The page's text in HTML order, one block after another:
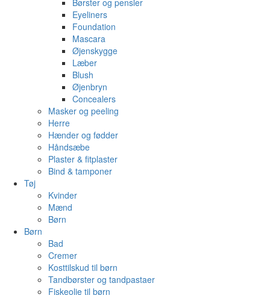
Børster og pensler
Eyeliners
Foundation
Mascara
Øjenskygge
Læber
Blush
Øjenbryn
Concealers
Masker og peeling
Herre
Hænder og fødder
Håndsæbe
Plaster & fitplaster
Bind & tamponer
Tøj
Kvinder
Mænd
Børn
Børn
Bad
Cremer
Kosttilskud til børn
Tandbørster og tandpastaer
Fiskeolie til børn